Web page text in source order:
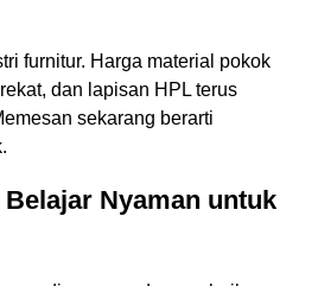
furnitur. Harga material pokok
dan lapisan HPL terus
sekarang berarti
Nyaman untuk